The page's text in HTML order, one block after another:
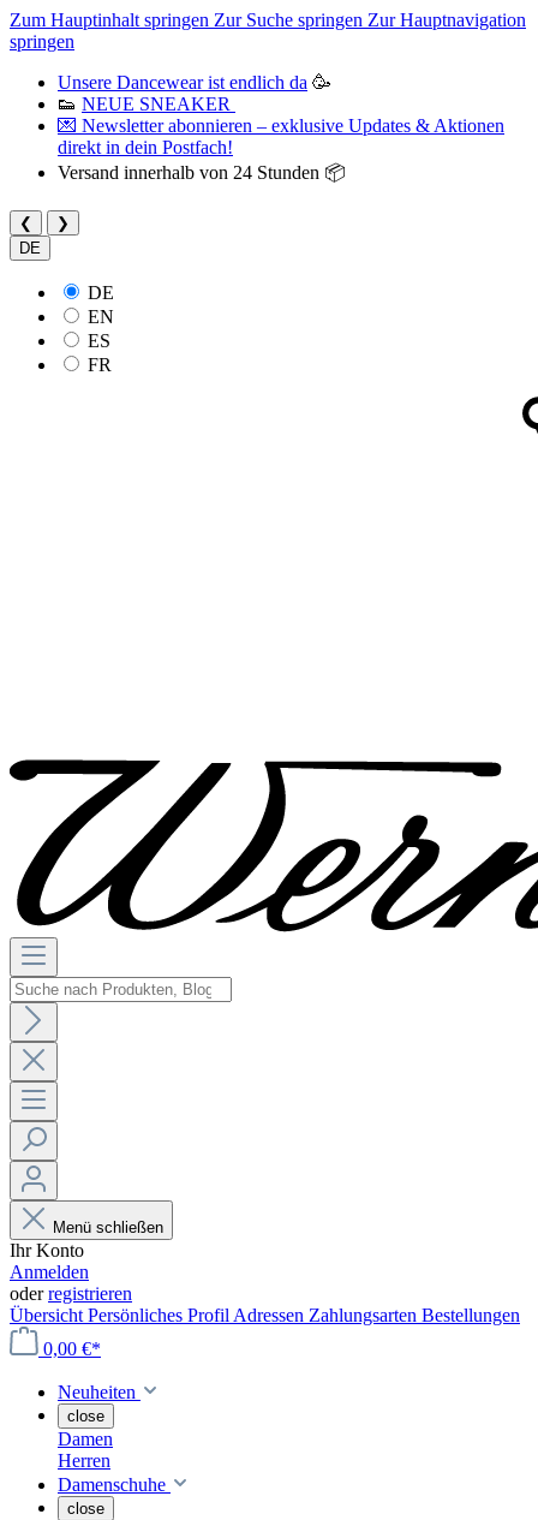
Zum Hauptinhalt springen Zur Suche springen Zur Hauptnavigation
springen
Unsere Dancewear ist endlich da 🥳
👟 NEUE SNEAKER
💌 Newsletter abonnieren – exklusive Updates & Aktionen
direkt in dein Postfach!
Versand innerhalb von 24 Stunden 📦
❮
❯
DE
DE
EN
ES
FR
Menü schließen
Ihr Konto
Anmelden
oderregistrieren
Übersicht Persönliches Profil Adressen Zahlungsarten Bestellungen
0,00 €*
Neuheiten
close
Damen
Herren
Damenschuhe
close